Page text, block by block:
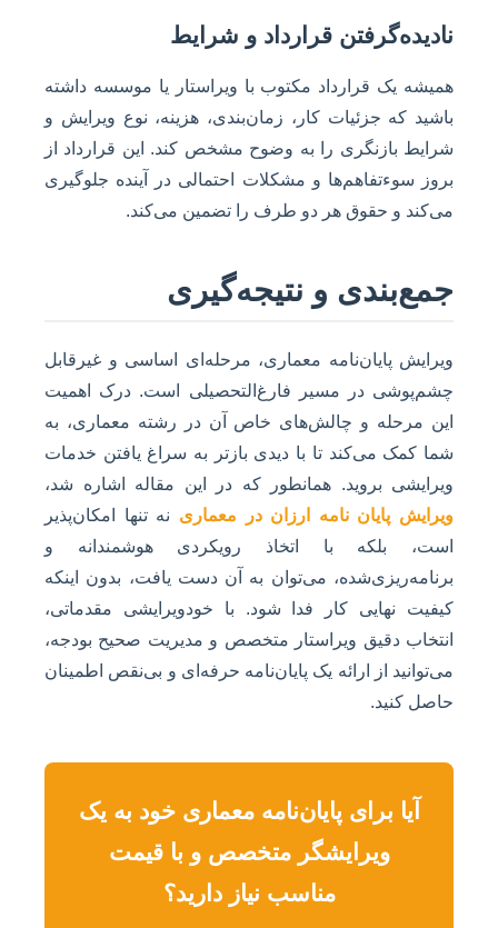
نادیده‌گرفتن قرارداد و شرایط
همیشه یک قرارداد مکتوب با ویراستار یا موسسه داشته
باشید که جزئیات کار، زمان‌بندی، هزینه، نوع ویرایش و
شرایط بازنگری را به وضوح مشخص کند. این قرارداد از
بروز سوءتفاهم‌ها و مشکلات احتمالی در آینده جلوگیری
می‌کند و حقوق هر دو طرف را تضمین می‌کند.
جمع‌بندی و نتیجه‌گیری
ویرایش پایان‌نامه معماری، مرحله‌ای اساسی و غیرقابل
چشم‌پوشی در مسیر فارغ‌التحصیلی است. درک اهمیت
این مرحله و چالش‌های خاص آن در رشته معماری، به
شما کمک می‌کند تا با دیدی بازتر به سراغ یافتن خدمات
ویرایشی بروید. همانطور که در این مقاله اشاره شد،
ویرایش پایان نامه ارزان در معماری نه تنها امکان‌پذیر
است، بلکه با اتخاذ رویکردی هوشمندانه و
برنامه‌ریزی‌شده، می‌توان به آن دست یافت، بدون اینکه
کیفیت نهایی کار فدا شود. با خودویرایشی مقدماتی،
انتخاب دقیق ویراستار متخصص و مدیریت صحیح بودجه،
می‌توانید از ارائه یک پایان‌نامه حرفه‌ای و بی‌نقص اطمینان
حاصل کنید.
آیا برای پایان‌نامه معماری خود به یک
ویرایشگر متخصص و با قیمت
مناسب نیاز دارید؟